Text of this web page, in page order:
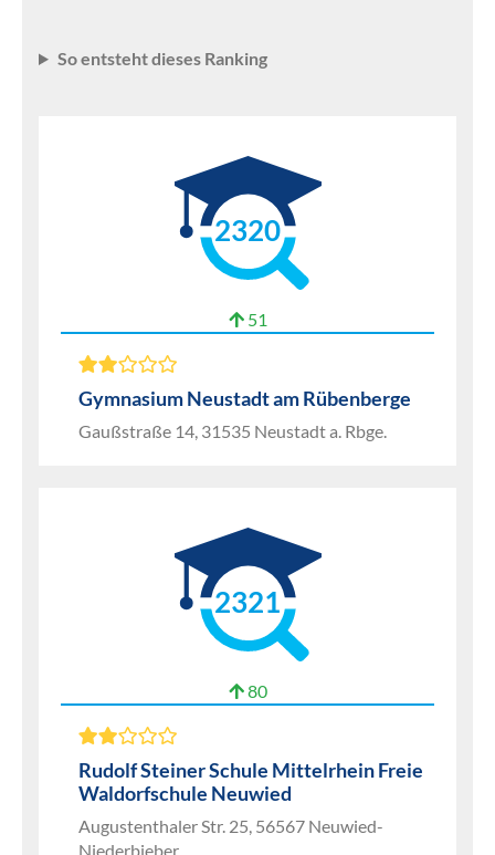
So entsteht dieses Ranking
2320
51
Gymnasium Neustadt am Rübenberge
Gaußstraße 14, 31535 Neustadt a. Rbge.
2321
80
Rudolf Steiner Schule Mittelrhein Freie
Waldorfschule Neuwied
Augustenthaler Str. 25, 56567 Neuwied-
Niederbieber